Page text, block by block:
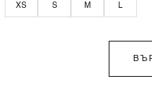
XS S M